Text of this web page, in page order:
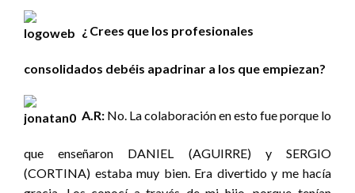
¿ Crees que los profesionales
consolidados debéis apadrinar a los que empiezan?
A.R: No. La colaboración en esto fue porque lo
que enseñaron DANIEL (AGUIRRE) y SERGIO
(CORTINA) estaba muy bien. Era divertido y me hacía